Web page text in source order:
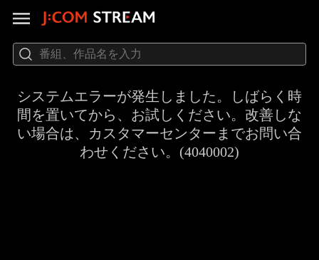
システムエラーが発生しました。しばらく時
間を置いてから、お試しください。改善しな
い場合は、カスタマーセンターまでお問い合
わせください。(4040002)